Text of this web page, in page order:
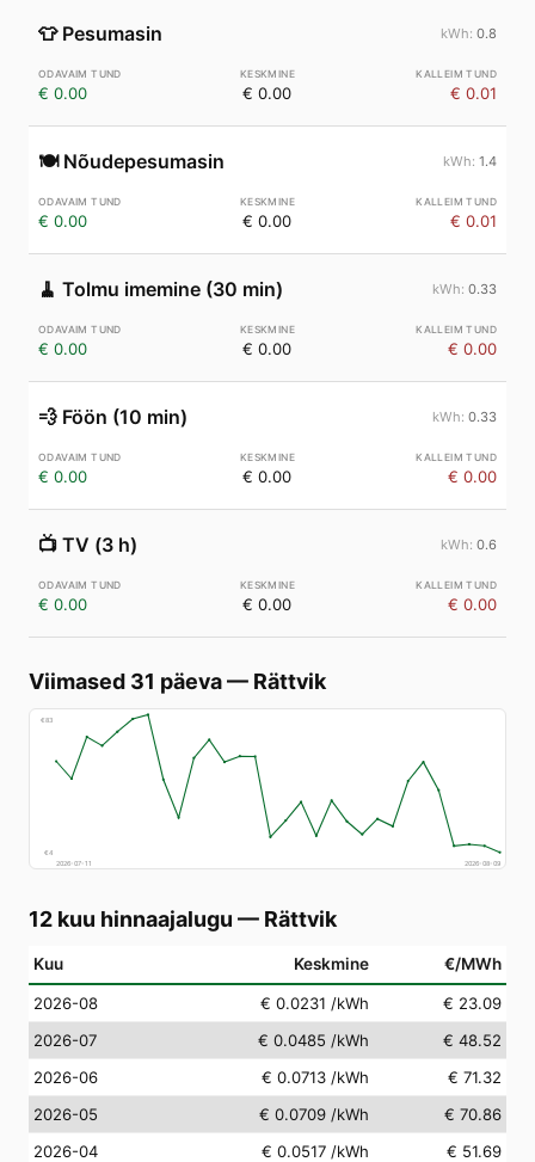
👕 Pesumasin 0.8
€ 0.00 € 0.00 € 0.01
🍽️ Nõudepesumasin 1.4
€ 0.00 € 0.00 € 0.01
🧹 Tolmu imemine (30 min) 0.33
€ 0.00 € 0.00 € 0.00
💨 Föön (10 min) 0.33
€ 0.00 € 0.00 € 0.00
📺 TV (3 h) 0.6
€ 0.00 € 0.00 € 0.00
Viimased 31 päeva— Rättvik
€83
€4
2026-07-11
2026-08-09
12 kuu hinnaajalugu — Rättvik
Kuu Keskmine €/MWh
2026-08 € 0.0231 /kWh
€ 23.09
2026-07
€ 0.0485 /kWh
€ 48.52
2026-06
€ 0.0713 /kWh
€ 71.32
2026-05
€ 0.0709 /kWh
€ 70.86
2026-04
€ 0.0517 /kWh
€ 51.69